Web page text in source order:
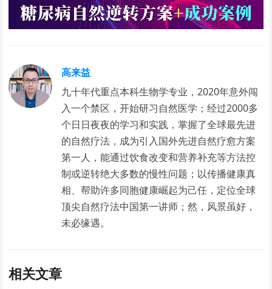
高来益
九十年代重点本科生物学专业，2020年意外闯
入一个禁区，开始研习自然医学；经过2000多
个日日夜夜的学习和实践，掌握了全球最先进
的自然疗法，成为引入国外先进自然疗愈方案
第一人，能通过饮食改变和营养补充等方法控
制或逆转绝大多数的慢性问题；以传播健康真
相、帮助许多同胞健康崛起为己任，定位全球
顶尖自然疗法中国第一讲师；然，风景虽好，
未必缘遇。
相关文章